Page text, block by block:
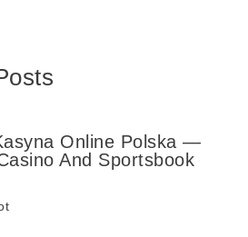
Online Polska —
And Sportsbook